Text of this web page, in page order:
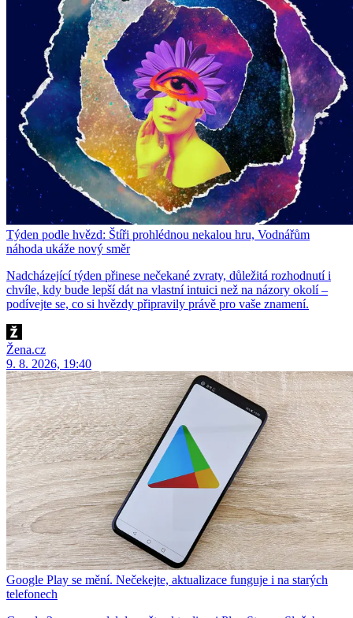
Týden podle hvězd: Štíři prohlédnou nekalou hru, Vodnářům
náhoda ukáže nový směr
Nadcházející týden přinese nečekané zvraty, důležitá rozhodnutí i
chvíle, kdy bude lepší dát na vlastní intuici než na názory okolí –
podívejte se, co si hvězdy připravily právě pro vaše znamení.
Žena.cz
9. 8. 2026, 19:40
Google Play se mění. Nečekejte, aktualizace funguje i na starých
telefonech